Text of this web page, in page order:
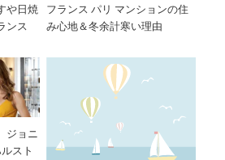
や日焼
ンス
フランス パリ マンションの住
み心地＆冬余計寒い理由
ジョニ
スト